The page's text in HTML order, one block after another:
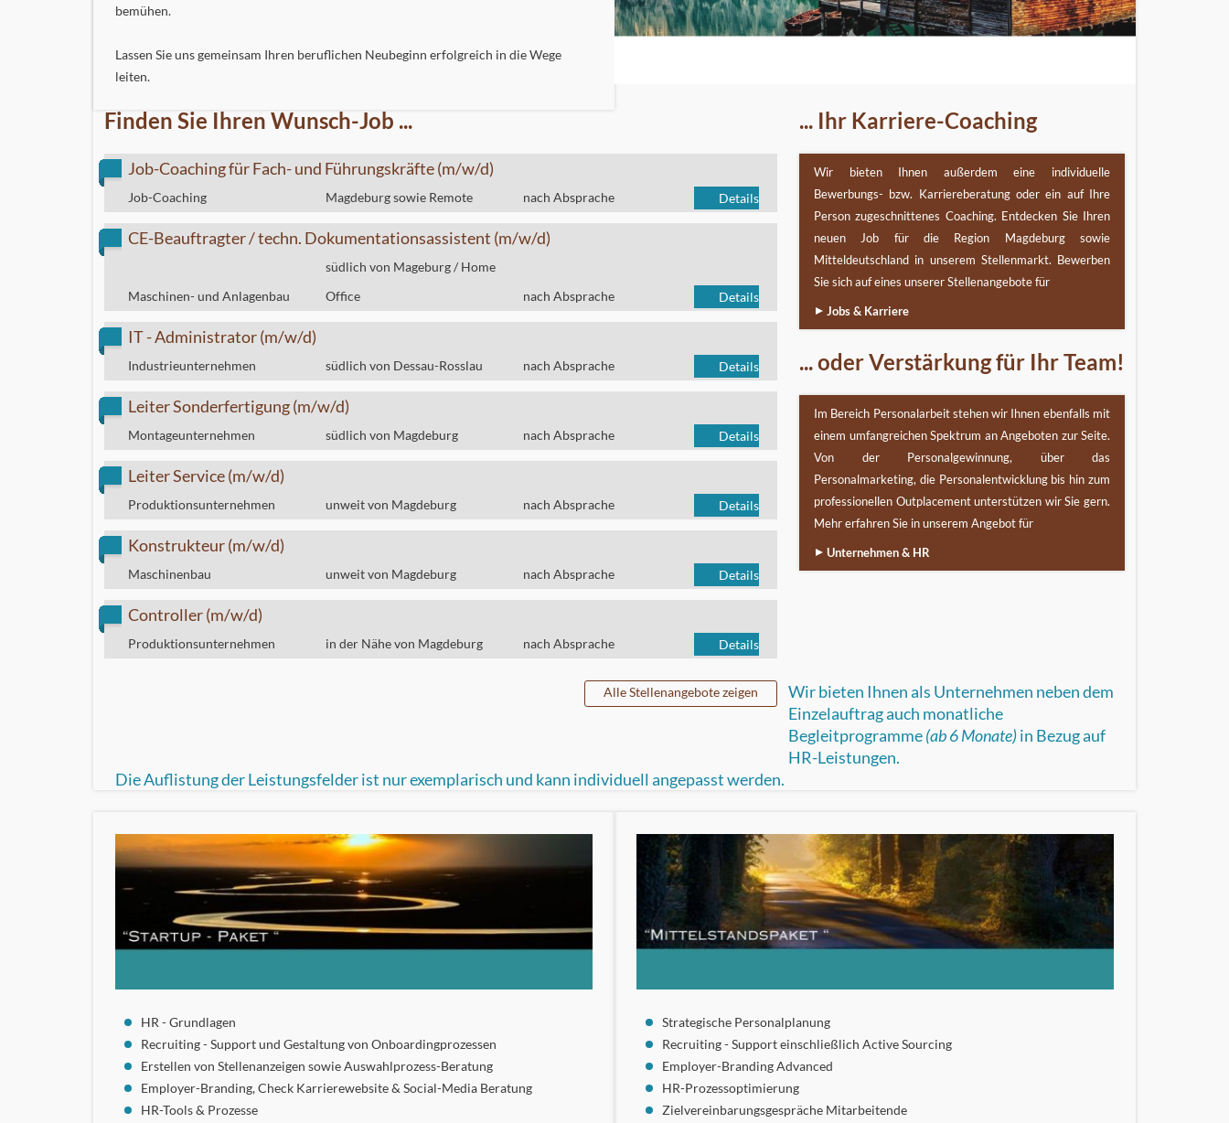
bemühen.
Lassen Sie uns gemeinsam Ihren beruflichen Neubeginn erfolgreich in die Wege
leiten.
Finden Sie Ihren Wunsch-Job ...
Job-Coaching für Fach- und Führungskräfte (m/w/d)
Job-Coaching Magdeburg sowie Remote nach Absprache Details
CE-Beauftragter / techn. Dokumentationsassistent (m/w/d)
Maschinen- und Anlagenbau
südlich von Mageburg / Home
Office
nach Absprache Details
IT - Administrator (m/w/d)
Industrieunternehmen südlich von Dessau-Rosslau nach Absprache Details
Leiter Sonderfertigung (m/w/d)
Montageunternehmen südlich von Magdeburg nach Absprache Details
Leiter Service (m/w/d)
Produktionsunternehmen unweit von Magdeburg nach Absprache Details
Konstrukteur (m/w/d)
Maschinenbau unweit von Magdeburg nach Absprache Details
Controller (m/w/d)
Produktionsunternehmen in der Nähe von Magdeburg nach Absprache Details
Alle Stellenangebote zeigen
... Ihr Karriere-Coaching
Wir bieten Ihnen außerdem eine individuelle
Bewerbungs- bzw. Karriereberatung oder ein auf Ihre
Person zugeschnittenes Coaching. Entdecken Sie Ihren
neuen Job für die Region Magdeburg sowie
Mitteldeutschland in unserem Stellenmarkt. Bewerben
Sie sich auf eines unserer Stellenangebote für
Jobs & Karriere
... oder Verstärkung für Ihr Team!
Im Bereich Personalarbeit stehen wir Ihnen ebenfalls mit
einem umfangreichen Spektrum an Angeboten zur Seite.
Von der Personalgewinnung, über das
Personalmarketing, die Personalentwicklung bis hin zum
professionellen Outplacement unterstützen wir Sie gern.
Mehr erfahren Sie in unserem Angebot für
Unternehmen & HR
Wir bieten Ihnen als Unternehmen neben dem
Einzelauftrag auch monatliche
Begleitprogramme(ab 6 Monate)in Bezug auf
HR-Leistungen.
Die Auflistung der Leistungsfelder ist nur exemplarisch und kann individuell angepasst werden.
HR - Grundlagen
Recruiting - Support und Gestaltung von Onboardingprozessen
Erstellen von Stellenanzeigen sowie Auswahlprozess-Beratung
Employer-Branding, Check Karrierewebsite & Social-Media Beratung
HR-Tools & Prozesse
Strategische Personalplanung
Recruiting - Support einschließlich Active Sourcing
Employer-Branding Advanced
HR-Prozessoptimierung
Zielvereinbarungsgespräche Mitarbeitende